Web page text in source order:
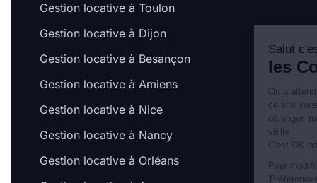
Gestion locative à Toulon
Gestion locative à Dijon
Gestion locative à Besançon
Gestion locative à Amiens
Gestion locative à Nice
Gestion locative à Nancy
Gestion locative à Orléans
les Cookies !
On a attendu d'être sûrs que le contenu de
ce site vous intéresse avant de vous
déranger, mais on aimerait bien vous accompagner pendant votre
visite...
Pour modifier vos préférences par la suite, cliquez sur le lien
'Préférences de cookies' situé dans le pied de page.